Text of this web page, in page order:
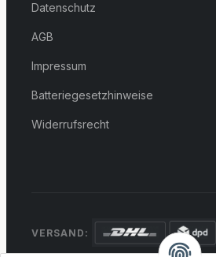
Datenschutz
AGB
Impressum
Batteriegesetzhinweise
Widerrufsrecht
VERSAND: